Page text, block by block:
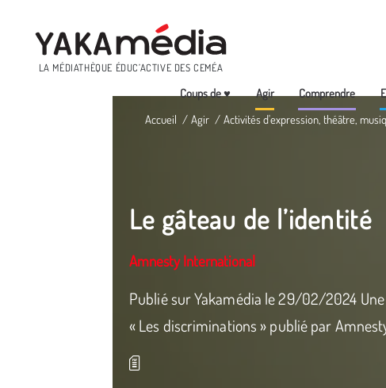
LA MÉDIATHÈQUE ÉDUC’ACTIVE DES CEMÉA
Menu
Coups de ♥ Agir Comprendre
Accueil Agir Activités d'expression, théâtre,
Le gâteau de l’identité
Amnesty International
Publié sur Yakamédia le 29/02/2024
« Les discriminations » publié par